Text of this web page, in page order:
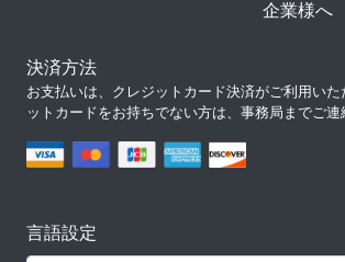
企業様へ
決済方法
お支払いは、クレジットカード決済がご利用い
ットカードをお持ちでない方は、事務局までご連
言語設定